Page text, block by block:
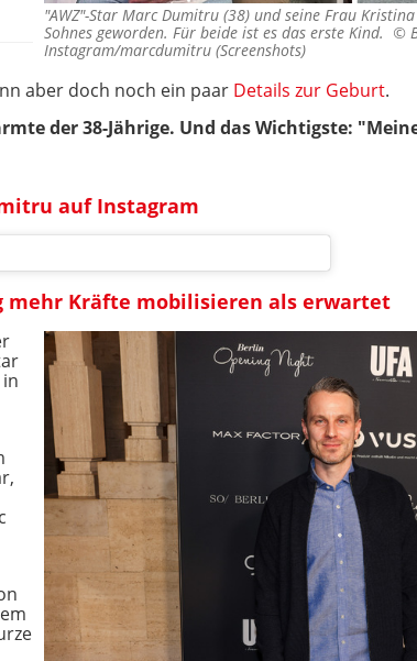
"AWZ"-Star Marc Dumitru (38) und seine Frau
Sohnes geworden. Für beide ist es das erste Kind. ©
Instagram/marcdumitru (Screenshots)
aber doch noch ein paar Details zur Geburt.
der 38-Jährige. Und das Wichtigste:
auf Instagram
mehr Kräfte mobilisieren als erwartet